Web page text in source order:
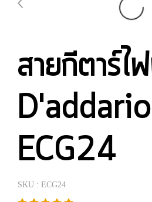
สายกีตาร์ไ
D'addario
ECG24
SKU : ECG24